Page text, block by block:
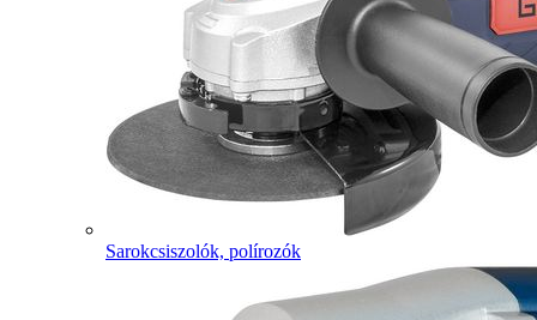
Sarokcsiszolók, polírozók